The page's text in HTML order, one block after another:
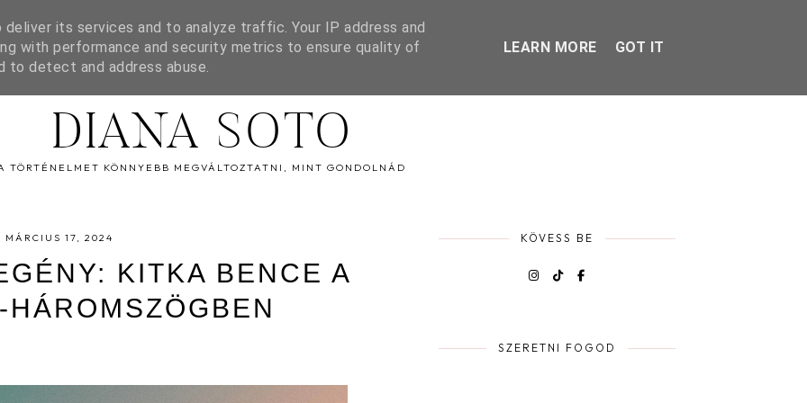
KAPCSOLAT
DIANA SOTO
TÖRTÉNELMET KÖNNYEBB MEGVÁLTOZTATNI, MINT GONDOLNÁD
MÁRCIUS 17, 2024
KITKA BENCE A
KÖVESS BE
SZERETNI FOGOD
its services and to analyze traffic. Your IP address and
with performance and security metrics to ensure quality of
to detect and address abuse.
LEARN MORE GOT IT